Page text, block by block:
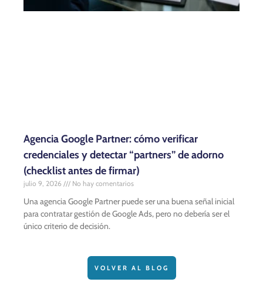
Agencia Google Partner: cómo verificar
credenciales y detectar “partners” de adorno
(checklist antes de firmar)
julio 9, 2026 No hay comentarios
Una agencia Google Partner puede ser una buena señal inicial
para contratar gestión de Google Ads, pero no debería ser el
único criterio de decisión.
VOLVER AL BLOG